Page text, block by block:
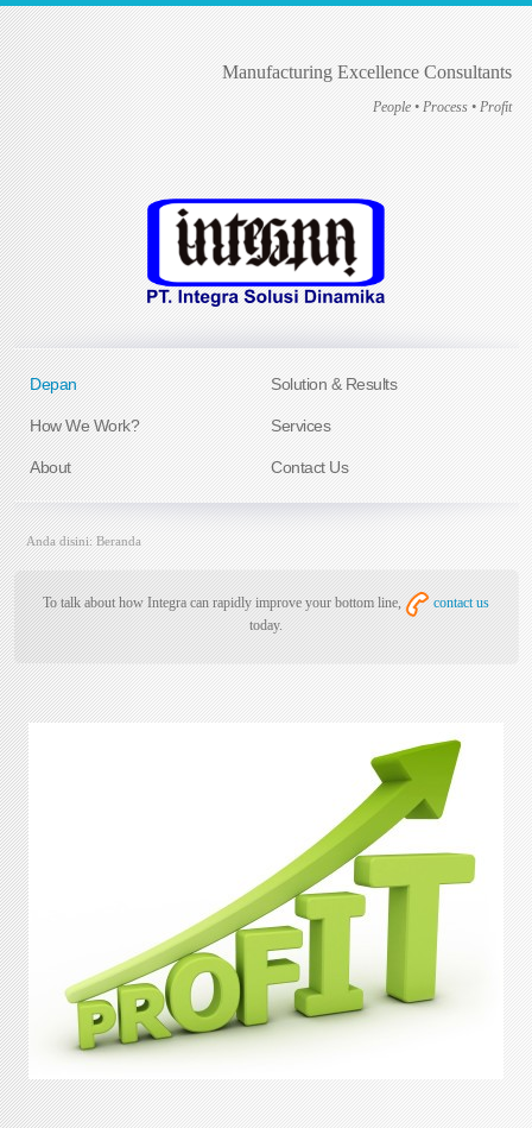
Manufacturing Excellence Consultants
People • Process • Profit
Depan Solution & Results
How We Work? Services
About Contact Us
Anda disini:Beranda
To talk about how Integra can rapidly improve your bottom line,
contact us
today.